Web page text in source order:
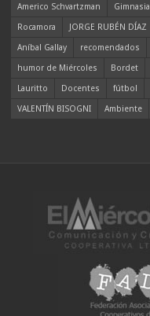
Americo Schvartzman Gimnasia
Rocamora
JORGE RUBÉN DÍAZ
Aníbal Gallay
recomendados
humor de Miércoles
Bordet
Lauritto
Docentes fútbol
VALENTÍN BISOGNI
Ambiente